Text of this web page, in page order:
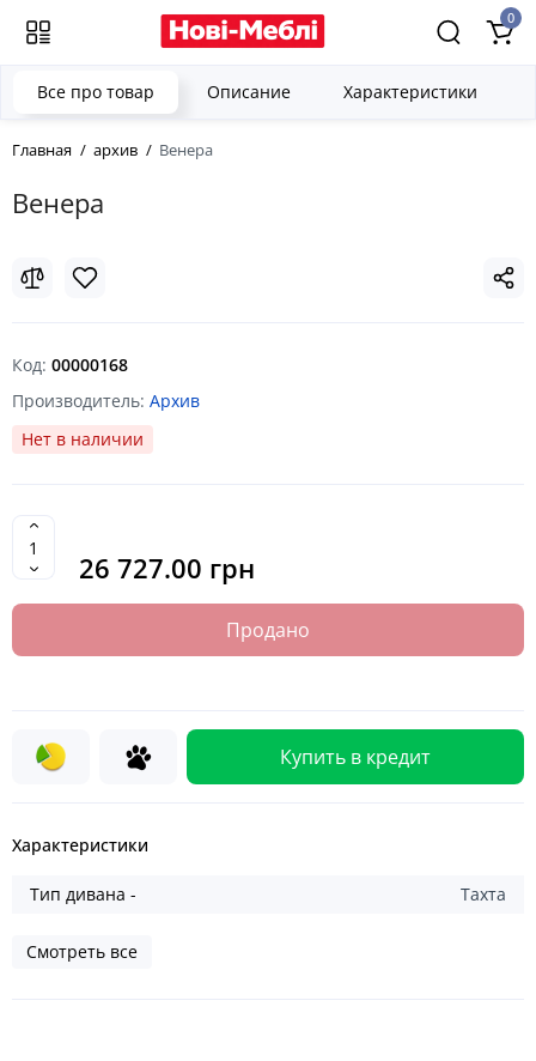
0
Главная архив Венера
Венера
Все про товар Описание Характеристики
Код: 00000168
Производитель: Архив
Нет в наличии
26 727.00 грн
Продано
Купить в кредит
Характеристики
Тип дивана - Тахта
Смотреть все